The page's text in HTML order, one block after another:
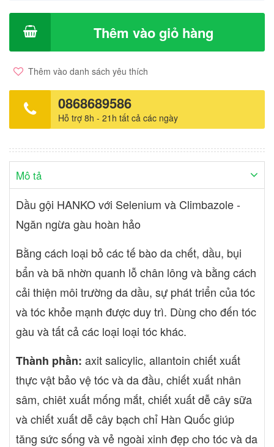
Thêm vào giỏ hàng
Thêm vào danh sách yêu thích
0868689586
Hỗ trợ 8h - 21h tất cả các ngày
Mô tả
Dầu gội HANKO với Selenium và Climbazole -
Ngăn ngừa gàu hoàn hảo
Bằng cách loại bỏ các tế bào da chết, dầu, bụi
bẩn và bã nhờn quanh lỗ chân lông và bằng cách
cải thiện môi trường da dầu, sự phát triển của tóc
và tóc khỏe mạnh được duy trì. Dùng cho đến tóc
gàu và tất cả các loại loại tóc khác.
Thành phần: axit salicylic, allantoin chiết xuất
thực vật bảo vệ tóc và da đầu, chiết xuất nhân
sâm, chiêt xuất mống mắt, chiết xuất dễ cây sữa
và chiết xuất dễ cây bạch chỉ Hàn Quốc giúp
tăng sức sống và vẻ ngoài xinh đẹp cho tóc và da